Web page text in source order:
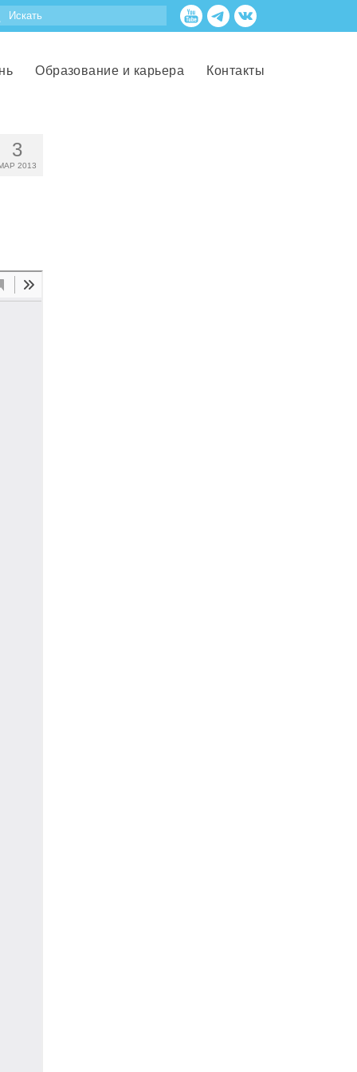
Образование и карьера Контакты
3
2013